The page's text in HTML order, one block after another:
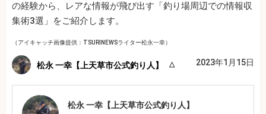
の経験から、レアな情報が飛び出す「釣り場周辺での情報収
集術3選」をご紹介します。
（アイキャッチ画像提供：TSURINEWSライター松永一幸）
松永 一幸【上天草市公式釣り人】 2023年1月15日
松永 一幸【上天草市公式釣り人】